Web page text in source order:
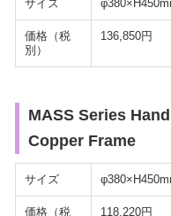
サイズ
価格（税
別）
136,850円
MASS Series
Copper Frame
サイズ
価格（税 118,220円